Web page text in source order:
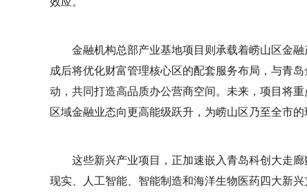
金融机构总部产业基地项目则承载着崂山区金
成后将优化财富管理核心区的配套服务布局，与青
动，共同打造高品质办公营商空间。未来，项目将
区域金融业态向更高能级跃升，为崂山区乃至全市的
这些新兴产业项目，正加速嵌入青岛科创大走
现实、人工智能、智能制造和海洋生物医药四大新